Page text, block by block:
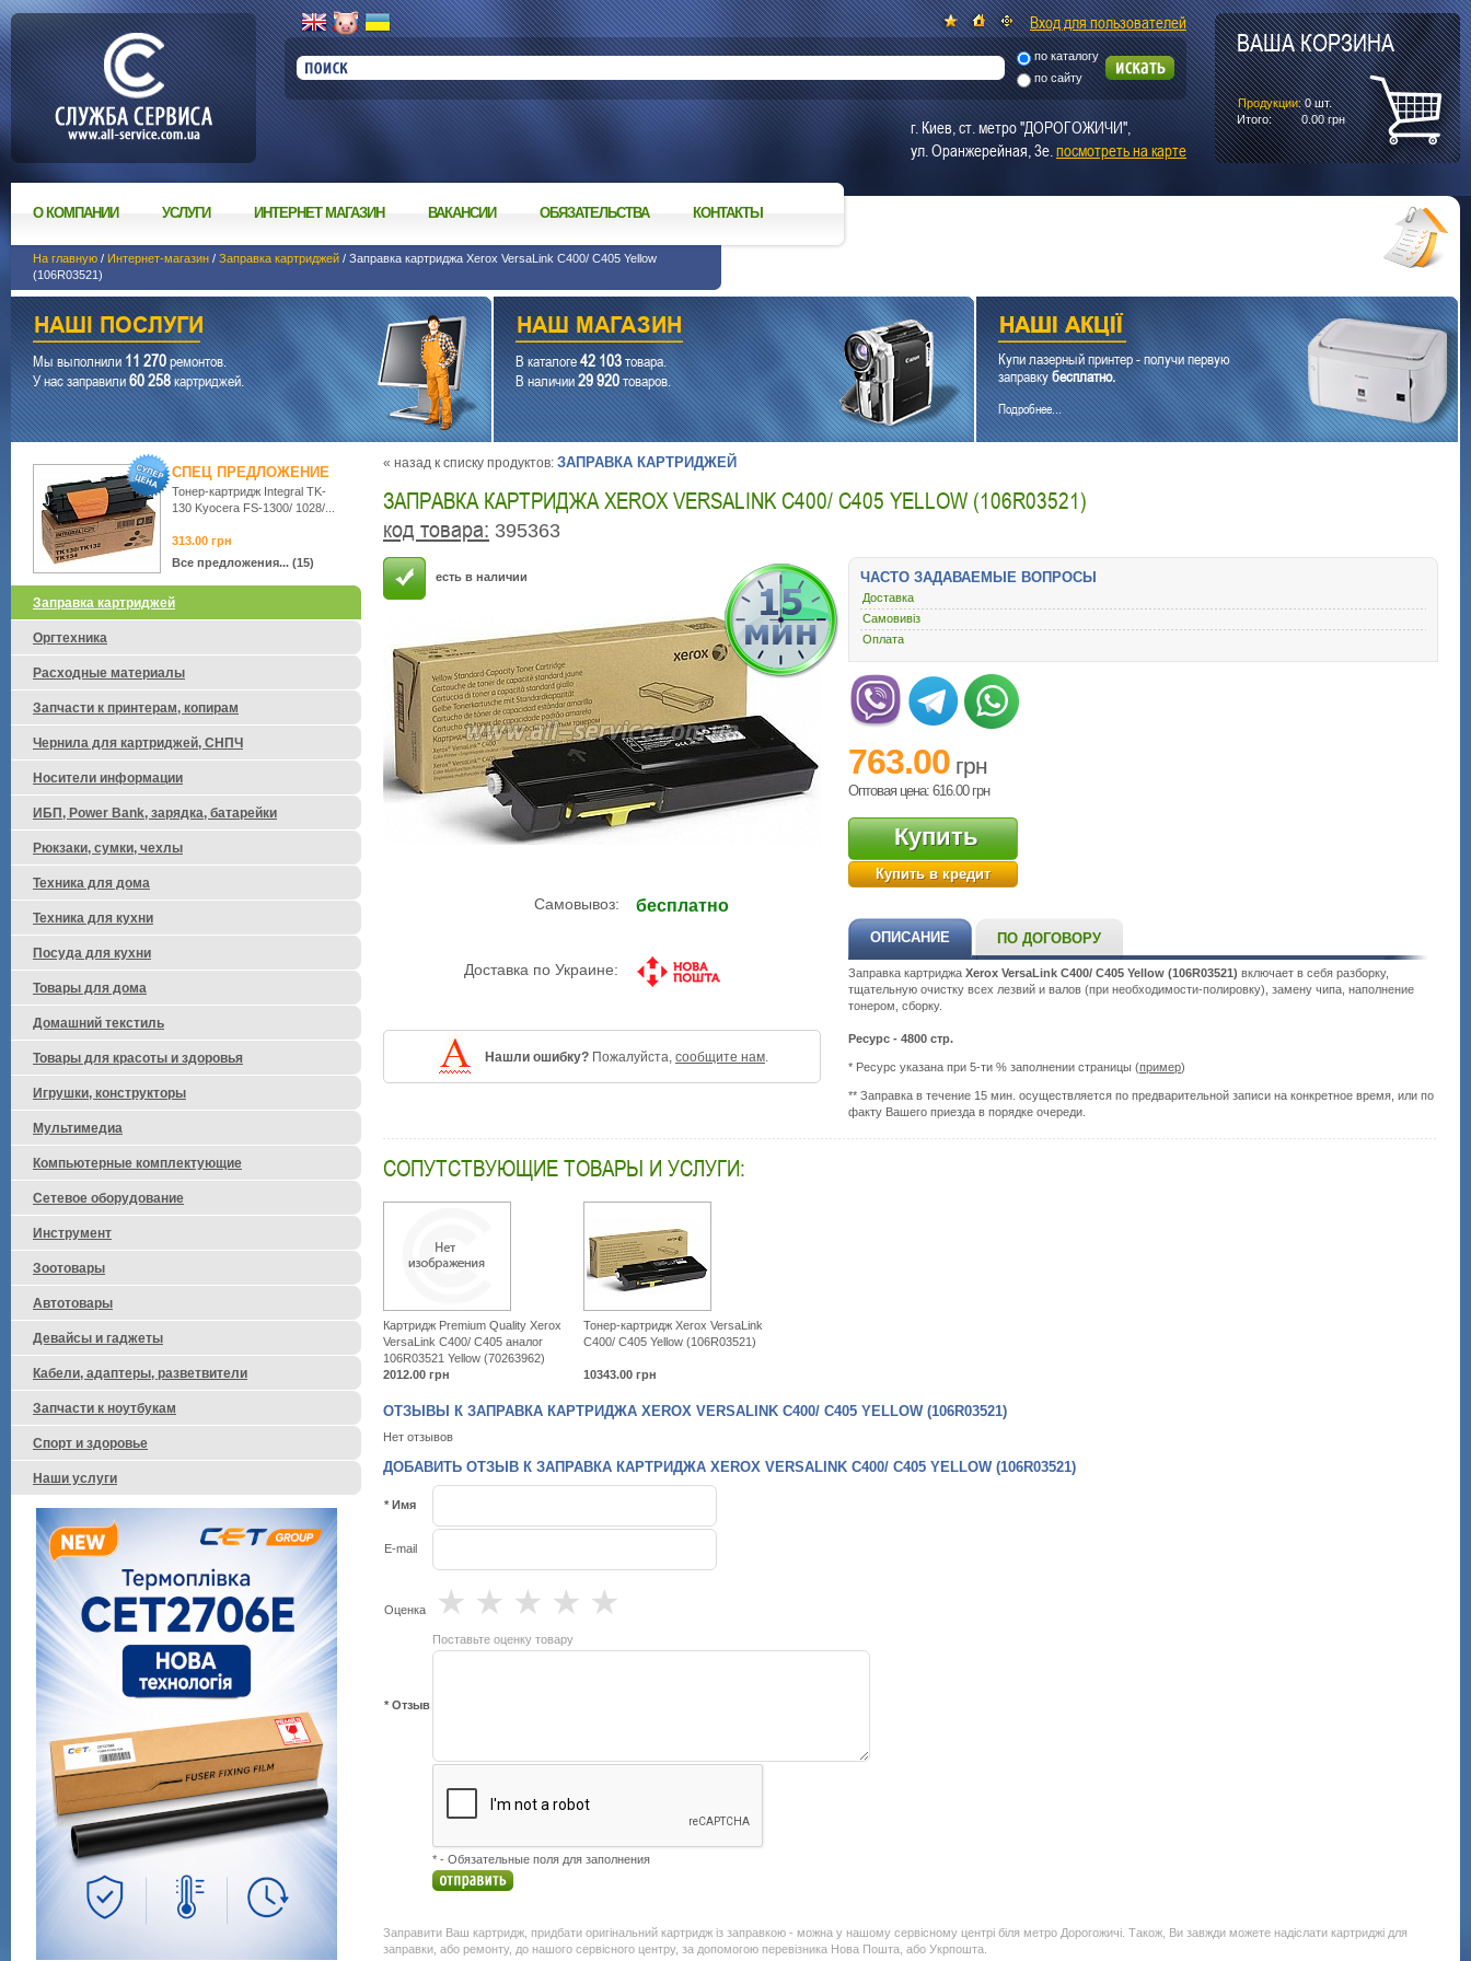
О КОМПАНИИ УСЛУГИ ИНТЕРНЕТ МАГАЗИН ВАКАНСИИ ОБЯЗАТЕЛЬСТВА КОНТАКТЫ
На главную / Интернет-магазин / Заправка картриджей / Заправка картриджа Xerox VersaLink C400/ C405 Yellow
(106R03521)
Мы выполнили11 270ремонтов.
У нас заправили60 258картриджей.
В каталоге42 103товара.
В наличии29 920товаров.
Купи лазерный принтер - получи первую
заправкубесплатно.
Подробнее...
« назад к списку продуктов: ЗАПРАВКА КАРТРИДЖЕЙ
ЗАПРАВКА КАРТРИДЖА XEROX VERSALINK C400/ C405 YELLOW (106R03521)
код товара: 395363
есть в наличии
Самовывоз: бесплатно
Доставка по Украине:
Нашли ошибку? Пожалуйста, сообщите нам.
ЧАСТО ЗАДАВАЕМЫЕ ВОПРОСЫ
Доставка
Самовивіз
Оплата
763.00 грн
Оптовая цена: 616.00 грн
Купить
Купить в кредит
ОПИСАНИЕ ПО ДОГОВОРУ
Заправка картриджа Xerox VersaLink C400/ C405 Yellow (106R03521) включает в себя разборку,
тщательную очистку всех лезвий и валов (при необходимости-полировку), замену чипа, наполнение
тонером, сборку.
Ресурс - 4800 стр.
* Ресурс указана при 5-ти % заполнении страницы (пример)
service.com.uacatalog/5277-
** Заправка в течение 15 мин. осуществляется по предварительной записи на конкретное время, или по
факту Вашего приезда в порядке очереди.
СОПУТСТВУЮЩИЕ ТОВАРЫ И УСЛУГИ:
Картридж Premium Quality Xerox
VersaLink C400/ C405 аналог
106R03521 Yellow (70263962)
Тонер-картридж Xerox VersaLink
C400/ C405 Yellow (106R03521)
2012.00 грн 10343.00 грн
ОТЗЫВЫ К ЗАПРАВКА КАРТРИДЖА XEROX VERSALINK C400/ C405 YELLOW (106R03521)
Нет отзывов
ДОБАВИТЬ ОТЗЫВ К ЗАПРАВКА КАРТРИДЖА XEROX VERSALINK C400/ C405 YELLOW (106R03521)
* Имя
E-mail
Оценка ★
★
★
★
★
Поставьте оценку товару
* Отзыв
* - Обязательные поля для заполнения
Заправити Ваш картридж, придбати оригінальний картридж із заправкою - можна у нашому сервісному центрі біля метро Дорогожичі. Також, Ви завжди можете надіслати картриджі для
заправки, або ремонту, до нашого сервісного центру, за допомогою перевізника Нова Пошта, або Укрпошта.
СПЕЦ ПРЕДЛОЖЕНИЕ
Тонер-картридж Integral TK-
130 Kyocera FS-1300/ 1028/...
313.00 грн
Все предложения... (15)
Заправка картриджей
Оргтехника
Расходные материалы
Запчасти к принтерам, копирам
Чернила для картриджей, СНПЧ
Носители информации
ИБП, Power Bank, зарядка, батарейки
Рюкзаки, сумки, чехлы
Техника для дома
Техника для кухни
Посуда для кухни
Товары для дома
Домашний текстиль
Товары для красоты и здоровья
Игрушки, конструкторы
Мультимедиа
Компьютерные комплектующие
Сетевое оборудование
Инструмент
Зоотовары
Автотовары
Девайсы и гаджеты
Кабели, адаптеры, разветвители
Запчасти к ноутбукам
Спорт и здоровье
Наши услуги
ВАША КОРЗИНА
Продукции: 0шт.
Итого:
0.00 грн
Вход для пользователей
по каталогу
по сайту
г. Киев, ст. метро "ДОРОГОЖИЧИ",
ул. Оранжерейная, 3е.посмотреть на карте